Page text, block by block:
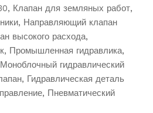
, Клапан для земляных работ,
, Направляющий клапан
высокого расхода,
, Промышленная гидравлика,
Моноблочный гидравлический
, Гидравлическая деталь
, Пневматический